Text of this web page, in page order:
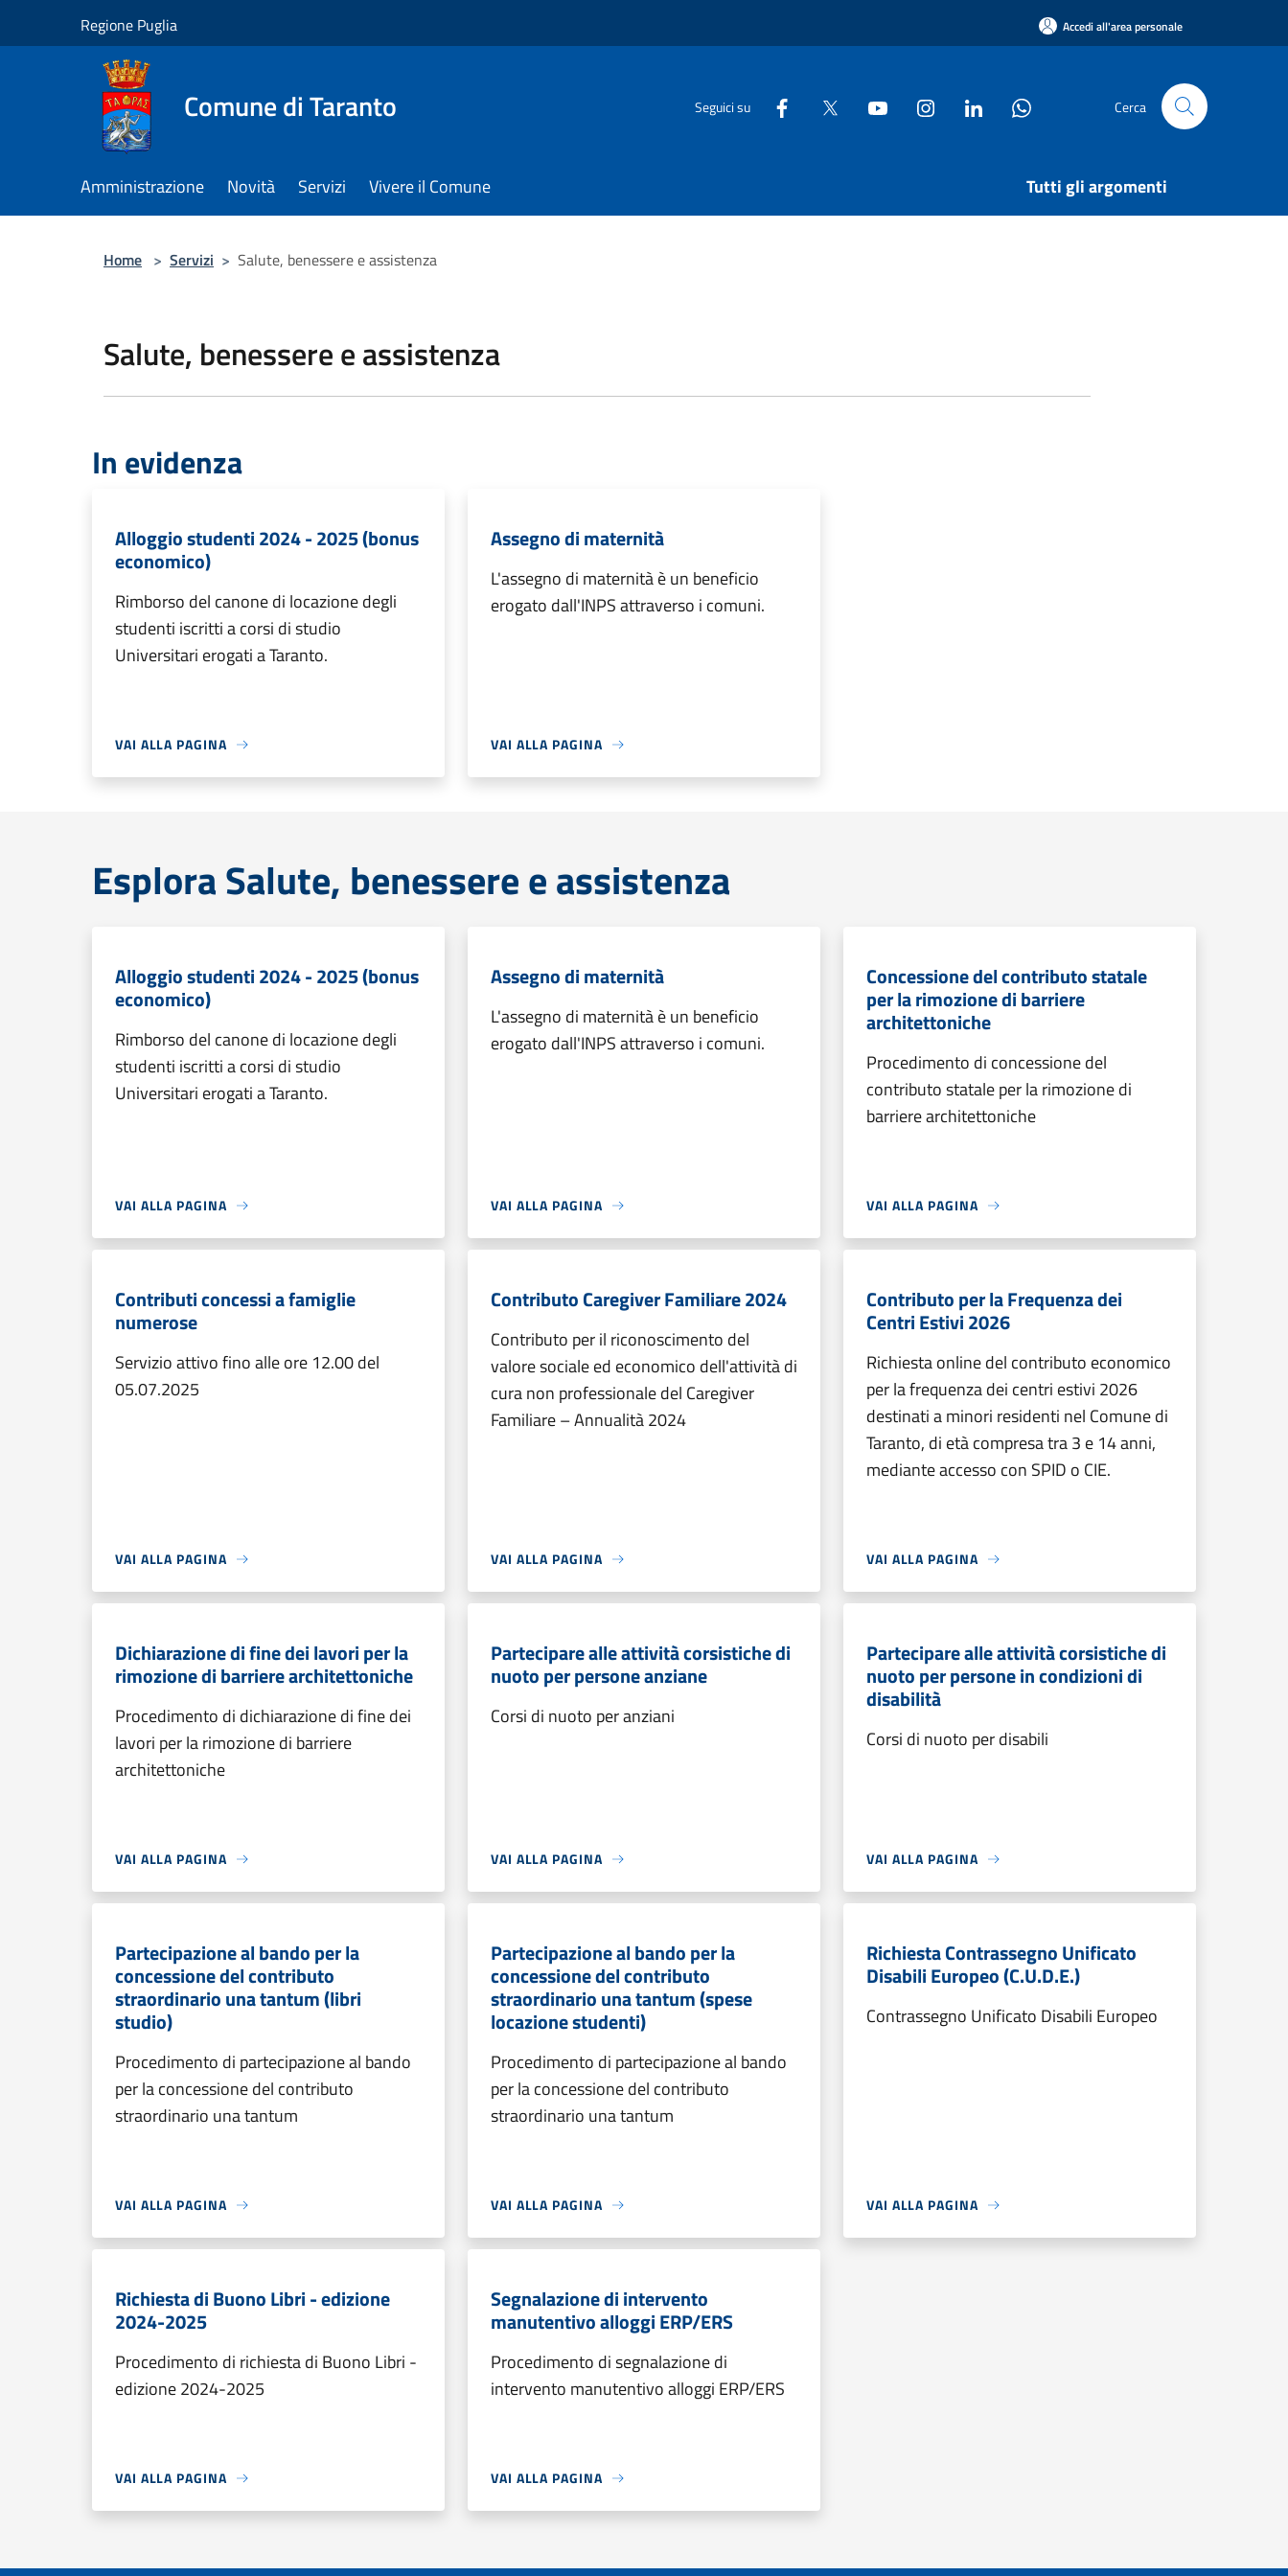
Regione Puglia Accedi all'area personale
Comune di Taranto Seguici su Cerca
Amministrazione Novità Servizi Vivere il Comune Tutti gli argomenti
Home > Servizi > Salute, benessere e assistenza
Salute, benessere e assistenza
In evidenza
Alloggio studenti 2024 - 2025 (bonus
economico)
Rimborso del canone di locazione degli
studenti iscritti a corsi di studio
Universitari erogati a Taranto.
VAI ALLA PAGINA
Assegno di maternità
L'assegno di maternità è un beneficio
erogato dall'INPS attraverso i comuni.
VAI ALLA PAGINA
Esplora Salute, benessere e assistenza
Alloggio studenti 2024 - 2025 (bonus
economico)
Rimborso del canone di locazione degli
studenti iscritti a corsi di studio
Universitari erogati a Taranto.
VAI ALLA PAGINA
Assegno di maternità
L'assegno di maternità è un beneficio
erogato dall'INPS attraverso i comuni.
VAI ALLA PAGINA
Concessione del contributo statale
per la rimozione di barriere
architettoniche
Procedimento di concessione del
contributo statale per la rimozione di
barriere architettoniche
VAI ALLA PAGINA
Contributi concessi a famiglie
numerose
Servizio attivo fino alle ore 12.00 del
05.07.2025
VAI ALLA PAGINA
Contributo Caregiver Familiare 2024
Contributo per il riconoscimento del
valore sociale ed economico dell'attività di
cura non professionale del Caregiver
Familiare – Annualità 2024
VAI ALLA PAGINA
Contributo per la Frequenza dei
Centri Estivi 2026
Richiesta online del contributo economico
per la frequenza dei centri estivi 2026
destinati a minori residenti nel Comune di
Taranto, di età compresa tra 3 e 14 anni,
mediante accesso con SPID o CIE.
VAI ALLA PAGINA
Dichiarazione di fine dei lavori per la
rimozione di barriere architettoniche
Procedimento di dichiarazione di fine dei
lavori per la rimozione di barriere
architettoniche
VAI ALLA PAGINA
Partecipare alle attività corsistiche di
nuoto per persone anziane
Corsi di nuoto per anziani
VAI ALLA PAGINA
Partecipare alle attività corsistiche di
nuoto per persone in condizioni di
disabilità
Corsi di nuoto per disabili
VAI ALLA PAGINA
Partecipazione al bando per la
concessione del contributo
straordinario una tantum (libri
studio)
Procedimento di partecipazione al bando
per la concessione del contributo
straordinario una tantum
VAI ALLA PAGINA
Partecipazione al bando per la
concessione del contributo
straordinario una tantum (spese
locazione studenti)
Procedimento di partecipazione al bando
per la concessione del contributo
straordinario una tantum
VAI ALLA PAGINA
Richiesta Contrassegno Unificato
Disabili Europeo (C.U.D.E.)
Contrassegno Unificato Disabili Europeo
VAI ALLA PAGINA
Richiesta di Buono Libri - edizione
2024-2025
Procedimento di richiesta di Buono Libri -
edizione 2024-2025
VAI ALLA PAGINA
Segnalazione di intervento
manutentivo alloggi ERP/ERS
Procedimento di segnalazione di
intervento manutentivo alloggi ERP/ERS
VAI ALLA PAGINA